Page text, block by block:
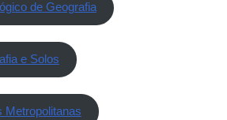
de Geografia
e Solos
Metropolitanas